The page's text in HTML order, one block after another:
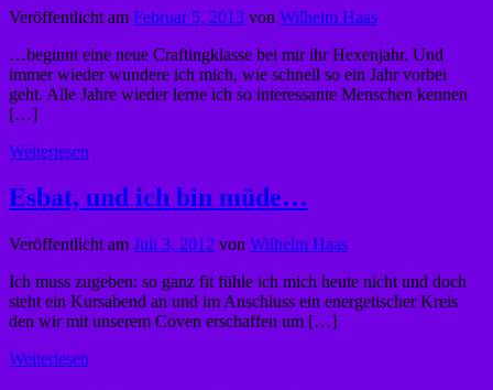
Veröffentlicht am Februar 5, 2013 von Wilhelm Haas
…beginnt eine neue Craftingklasse bei mir ihr Hexenjahr. Und
immer wieder wundere ich mich, wie schnell so ein Jahr vorbei
geht. Alle Jahre wieder lerne ich so interessante Menschen kennen
[…]
Weiterlesen
Esbat, und ich bin müde…
Veröffentlicht am Juli 3, 2012 von Wilhelm Haas
Ich muss zugeben: so ganz fit fühle ich mich heute nicht und doch
steht ein Kursabend an und im Anschluss ein energetischer Kreis
den wir mit unserem Coven erschaffen um […]
Weiterlesen